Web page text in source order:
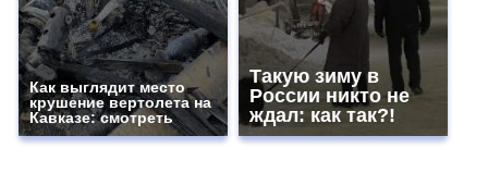
Как выглядит место
крушение вертолета на
Кавказе: смотреть
Такую зиму в
России никто не
ждал: как так?!